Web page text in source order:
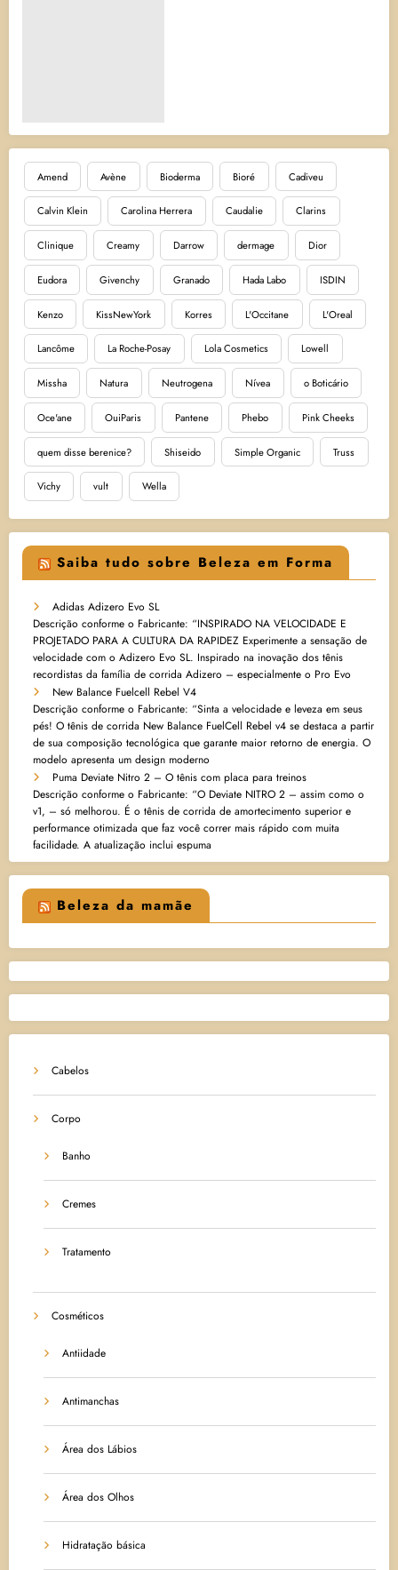
Amend Avène Bioderma Bioré Cadiveu
Calvin Klein Carolina Herrera Caudalie Clarins
Clinique Creamy Darrow dermage Dior
Eudora Givenchy Granado Hada Labo ISDIN
Kenzo KissNewYork Korres L'Occitane L'Oreal
Lancôme La Roche-Posay Lola Cosmetics Lowell
Missha Natura Neutrogena Nívea o Boticário
Oce'ane OuiParis Pantene Phebo Pink Cheeks
quem disse berenice? Shiseido Simple Organic Truss
Vichy vult Wella
Saiba tudo sobre Beleza em Forma
Adidas Adizero Evo SL
Descrição conforme o Fabricante: “INSPIRADO NA VELOCIDADE E
PROJETADO PARA A CULTURA DA RAPIDEZ Experimente a sensação de
velocidade com o Adizero Evo SL. Inspirado na inovação dos tênis
recordistas da família de corrida Adizero – especialmente o Pro Evo
New Balance Fuelcell Rebel V4
Descrição conforme o Fabricante: “Sinta a velocidade e leveza em seus
pés! O tênis de corrida New Balance FuelCell Rebel v4 se destaca a partir
de sua composição tecnológica que garante maior retorno de energia. O
modelo apresenta um design moderno
Puma Deviate Nitro 2 – O tênis com placa para treinos
Descrição conforme o Fabricante: “O Deviate NITRO 2 – assim como o
v1, – só melhorou. É o tênis de corrida de amortecimento superior e
performance otimizada que faz você correr mais rápido com muita
facilidade. A atualização inclui espuma
Beleza da mamãe
Cabelos
Corpo
Banho
Cremes
Tratamento
Cosméticos
Antiidade
Antimanchas
Área dos Lábios
Área dos Olhos
Hidratação básica